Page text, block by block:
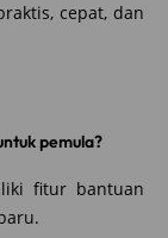
cepat, dan
pemula?
fitur bantuan